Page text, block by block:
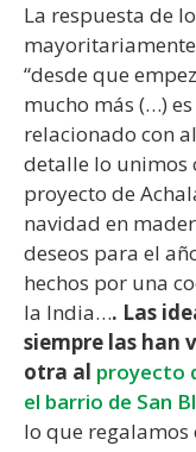
La respuesta de
“desde que
mucho más (…)
relacionado con
detalle lo unimos
proyecto de
navidad en
deseos para el
hechos por una
la India…. Las
siempre las han
otra al proyecto
el barrio de San
lo que regalamos